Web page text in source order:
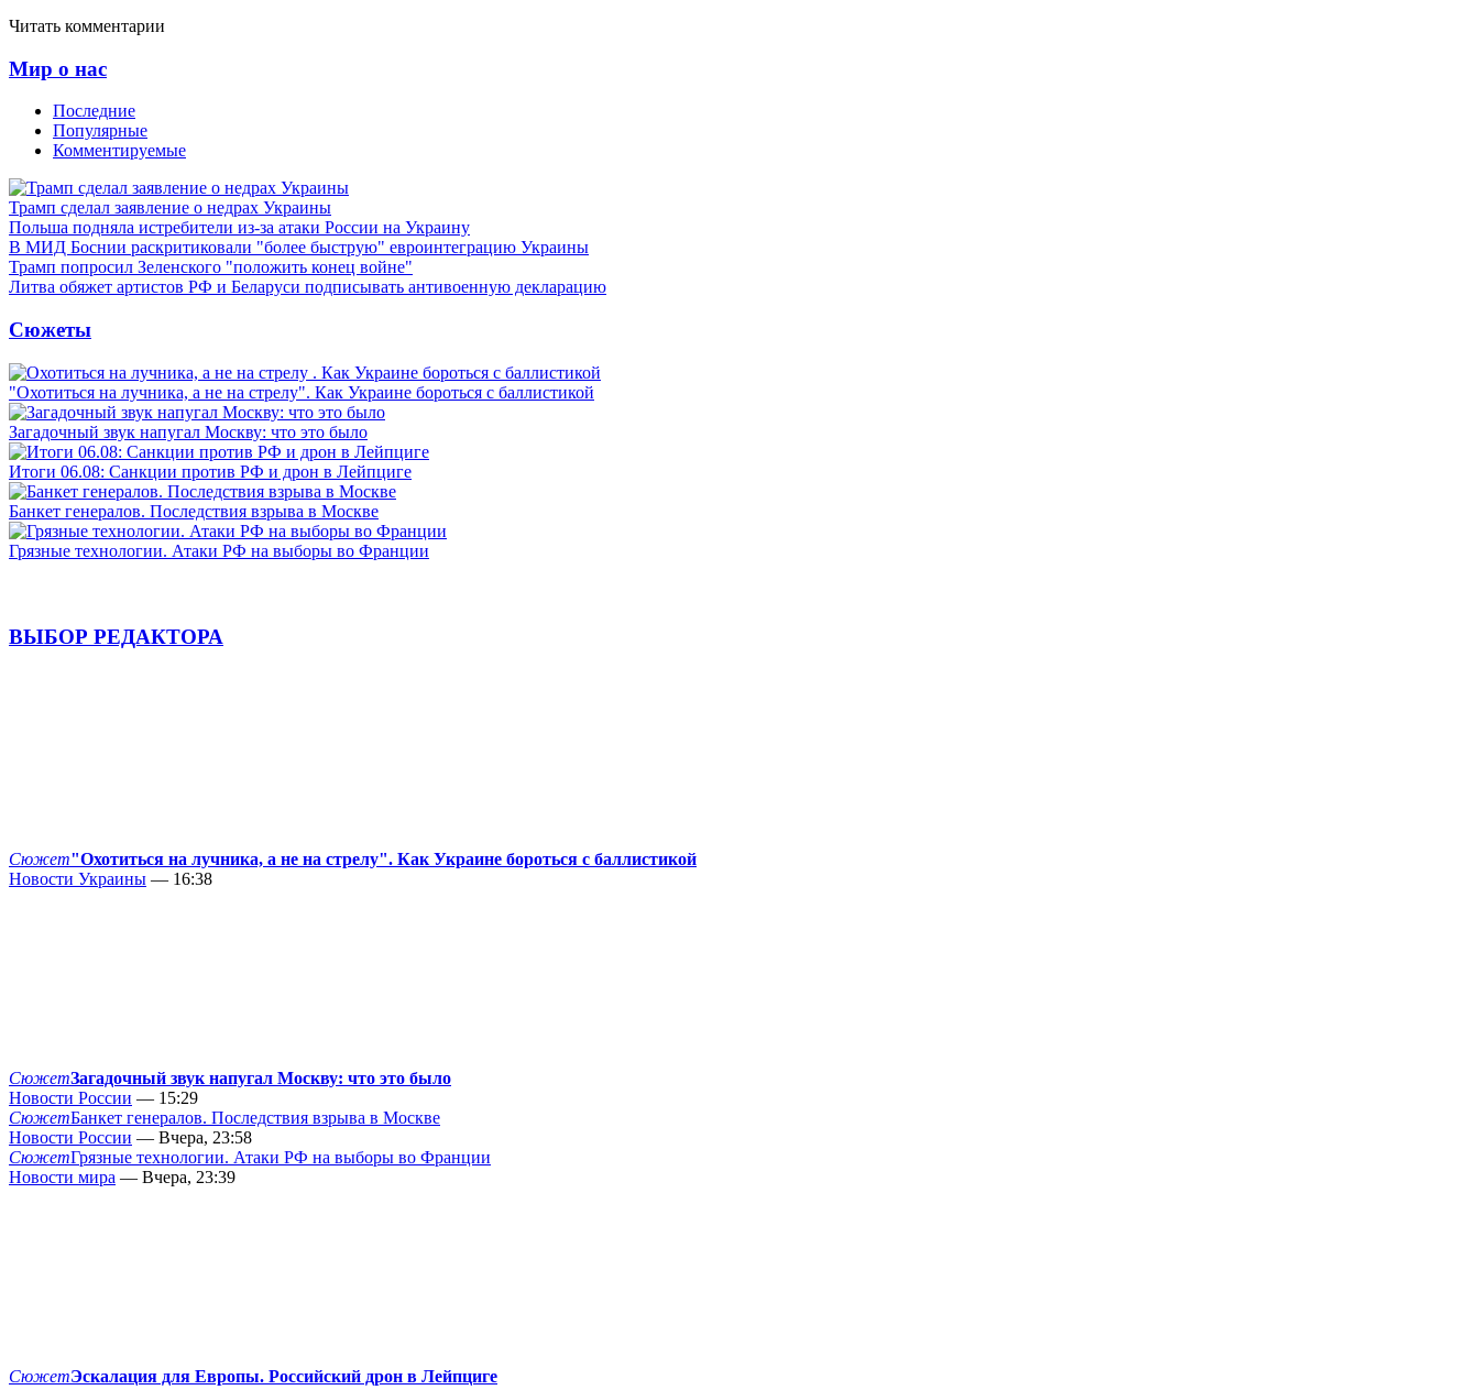
Читать комментарии
Мир о нас
Последние
Популярные
Комментируемые
Трамп сделал заявление о недрах Украины
Польша подняла истребители из-за атаки России на Украину
В МИД Боснии раскритиковали "более быструю" евроинтеграцию Украины
Трамп попросил Зеленского "положить конец войне"
Литва обяжет артистов РФ и Беларуси подписывать антивоенную декларацию
Сюжеты
"Охотиться на лучника, а не на стрелу". Как Украине бороться с баллистикой
Загадочный звук напугал Москву: что это было
Итоги 06.08: Санкции против РФ и дрон в Лейпциге
Банкет генералов. Последствия взрыва в Москве
Грязные технологии. Атаки РФ на выборы во Франции
ВЫБОР РЕДАКТОРА
Сюжет"Охотиться на лучника, а не на стрелу". Как Украине бороться с баллистикой
Новости Украины — 16:38
СюжетЗагадочный звук напугал Москву: что это было
Новости России — 15:29
СюжетБанкет генералов. Последствия взрыва в Москве
Новости России — Вчера, 23:58
СюжетГрязные технологии. Атаки РФ на выборы во Франции
Новости мира — Вчера, 23:39
СюжетЭскалация для Европы. Российский дрон в Лейпциге